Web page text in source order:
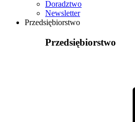
Doradztwo
Newsletter
Przedsiębiorstwo
Przedsiębiorstwo